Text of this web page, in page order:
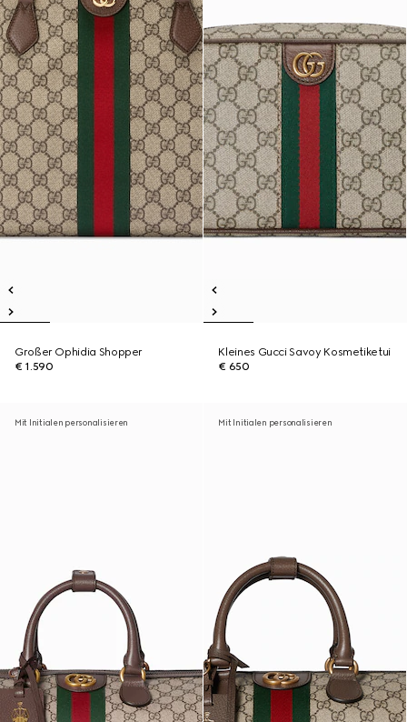
Großer Ophidia Shopper
€ 1.590
Kleines Gucci Savoy Kosmetiketui
€ 650
Mit Initialen personalisieren Mit Initialen personalisieren